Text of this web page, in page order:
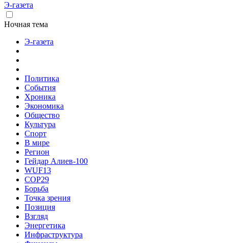
Э-газета
Ночная тема
Э-газета
Политика
События
Хроника
Экономика
Общество
Культура
Спорт
В мире
Регион
Гейдар Алиев-100
WUF13
COP29
Борьба
Точка зрения
Позиция
Взгляд
Энергетика
Инфраструктура